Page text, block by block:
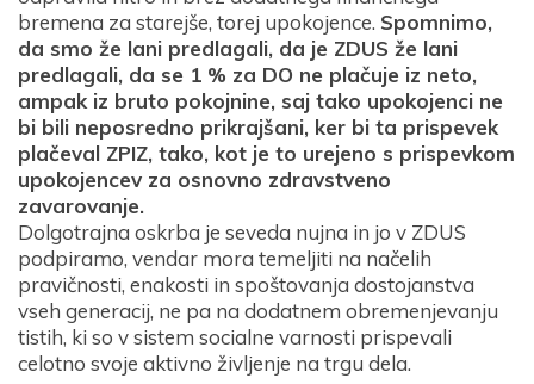
bremena za starejše, torej upokojence. Spomnimo,
da smo že lani predlagali, da je ZDUS že lani
predlagali, da se 1 % za DO ne plačuje iz neto,
ampak iz bruto pokojnine, saj tako upokojenci ne
bi bili neposredno prikrajšani, ker bi ta prispevek
plačeval ZPIZ, tako, kot je to urejeno s prispevkom
upokojencev za osnovno zdravstveno
zavarovanje.
Dolgotrajna oskrba je seveda nujna in jo v ZDUS
podpiramo, vendar mora temeljiti na načelih
pravičnosti, enakosti in spoštovanja dostojanstva
vseh generacij, ne pa na dodatnem obremenjevanju
tistih, ki so v sistem socialne varnosti prispevali
celotno svoje aktivno življenje na trgu dela.
Prijava na e-novice